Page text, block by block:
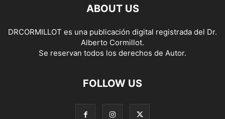
ABOUT US
DRCORMILLOT es una publicación digital registrada del Dr.
Alberto Cormillot.
Se reservan todos los derechos de Autor.
FOLLOW US